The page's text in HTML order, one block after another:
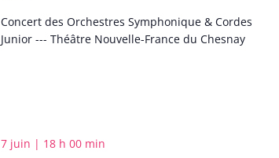
Concert des Orchestres Symphonique & Cordes
Junior --- Théâtre Nouvelle-France du Chesnay
7 juin | 18 h 00 min